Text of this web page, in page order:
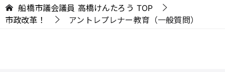
船橋市議会議員 高橋けんたろう TOP
市政改革！
アントレプレナー教育（一般質問）